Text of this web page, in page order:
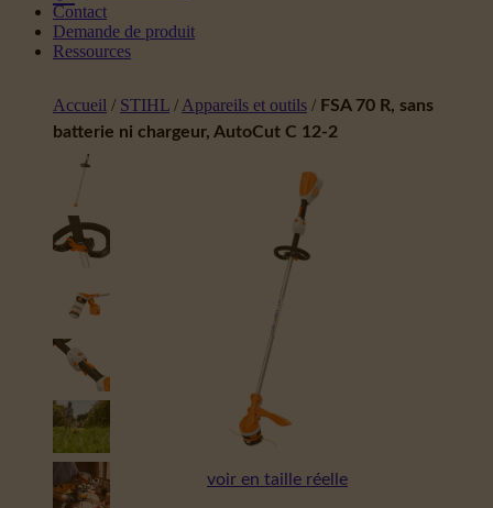
Contact
Demande de produit
Ressources
Accueil / STIHL / Appareils et outils / FSA 70 R, sans
batterie ni chargeur, AutoCut C 12-2
voir en taille réelle